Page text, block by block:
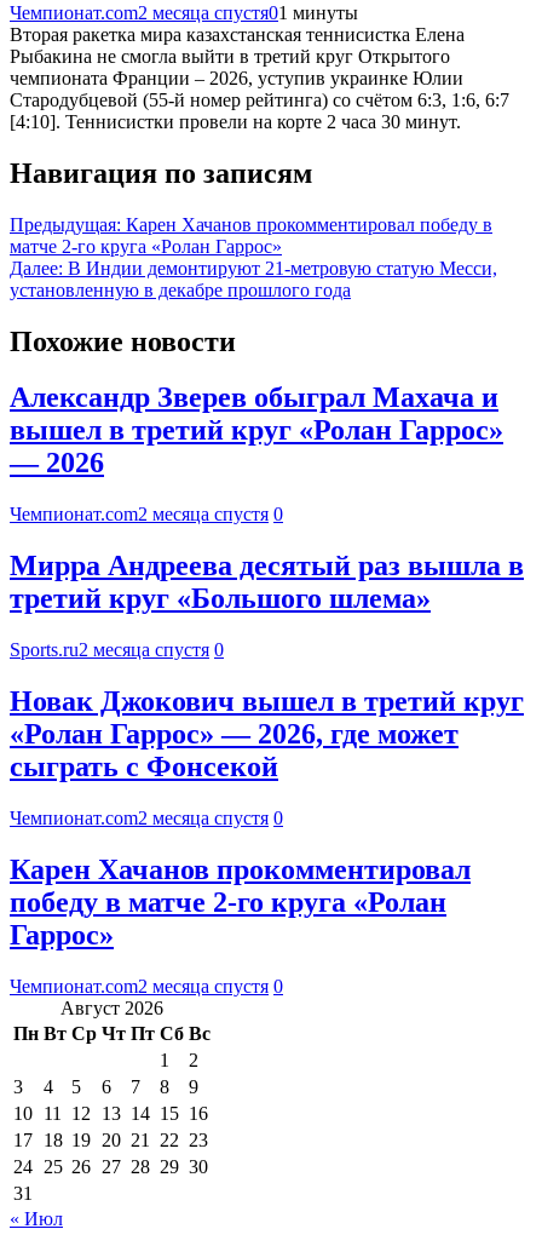
Чемпионат.com2 месяца спустя01 минуты
Вторая ракетка мира казахстанская теннисистка Елена
Рыбакина не смогла выйти в третий круг Открытого
чемпионата Франции – 2026, уступив украинке Юлии
Стародубцевой (55-й номер рейтинга) со счётом 6:3, 1:6, 6:7
[4:10]. Теннисистки провели на корте 2 часа 30 минут.
Навигация по записям
Предыдущая: Карен Хачанов прокомментировал победу в
матче 2-го круга «Ролан Гаррос»
Далее: В Индии демонтируют 21-метровую статую Месси,
установленную в декабре прошлого года
Похожие новости
Александр Зверев обыграл Махача и
вышел в третий круг «Ролан Гаррос»
— 2026
Чемпионат.com2 месяца спустя 0
Мирра Андреева десятый раз вышла в
третий круг «Большого шлема»
Sports.ru2 месяца спустя 0
Новак Джокович вышел в третий круг
«Ролан Гаррос» — 2026, где может
сыграть с Фонсекой
Чемпионат.com2 месяца спустя 0
Карен Хачанов прокомментировал
победу в матче 2-го круга «Ролан
Гаррос»
Чемпионат.com2 месяца спустя 0
Август 2026
Пн Вт Ср Чт Пт Сб Вс
1
2
3
4 5 6 7 8
9
10 11 12 13 14 15 16
17 18 19 20 21 22 23
24 25 26 27 28 29 30
31
« Июл